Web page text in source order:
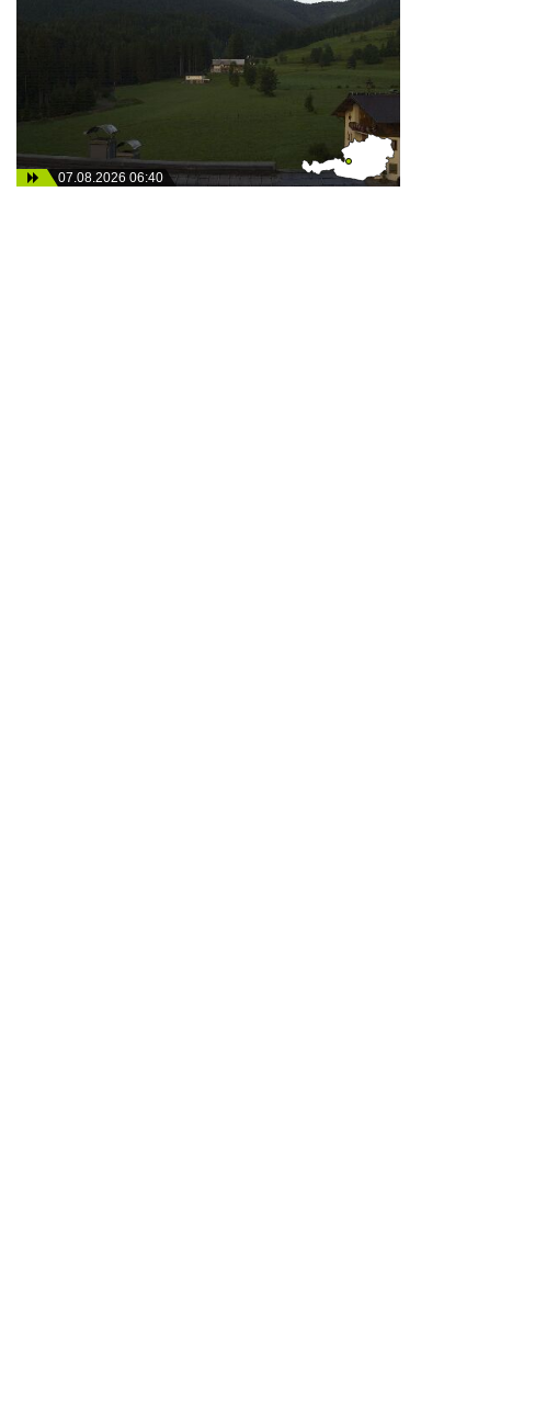
07.08.2026 06:40